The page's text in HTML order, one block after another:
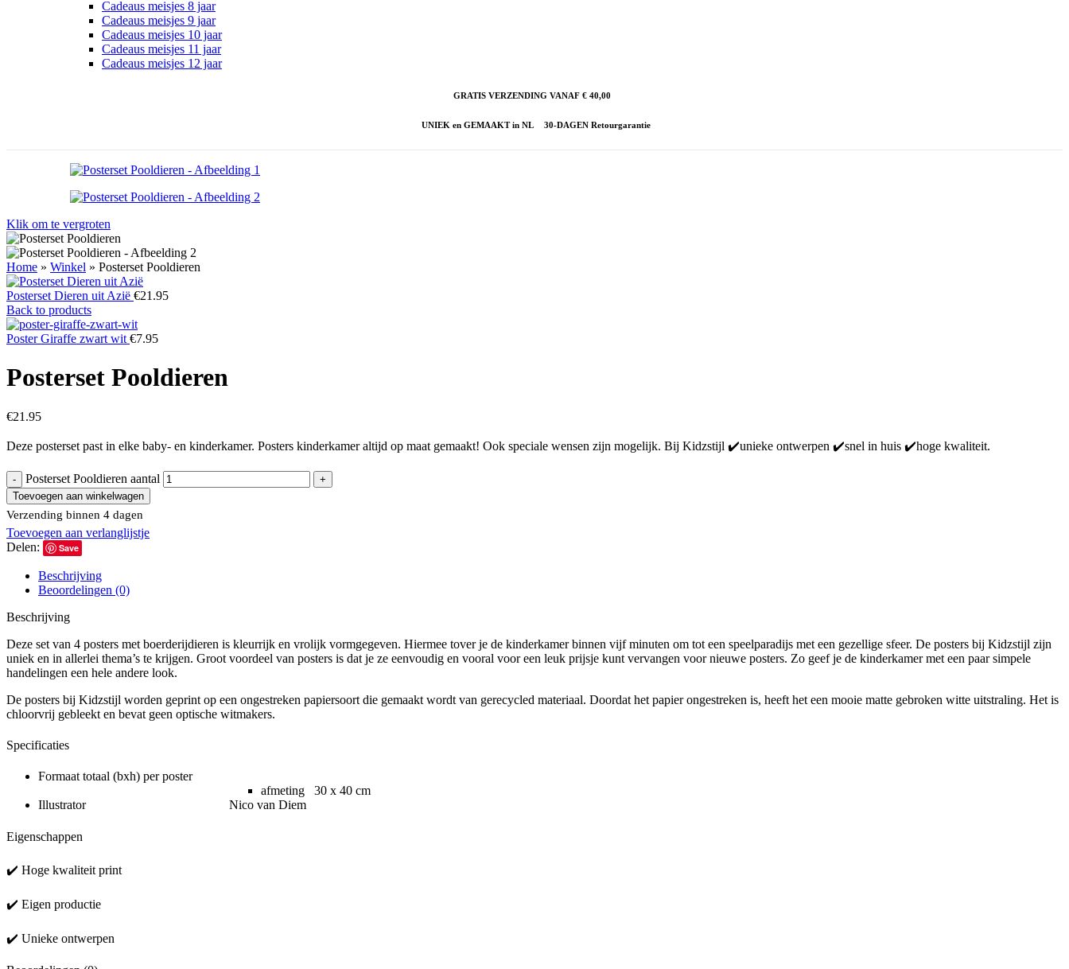
Cadeaus meisjes 8 jaar
Cadeaus meisjes 9 jaar
Cadeaus meisjes 10 jaar
Cadeaus meisjes 11 jaar
Cadeaus meisjes 12 jaar
GRATIS VERZENDING VANAF € 40,00
UNIEK en GEMAAKT in NL 30-DAGEN Retourgarantie
Klik om te vergroten
Home » Winkel » Posterset Pooldieren
Posterset Dieren uit Azië €21.95
Back to products
Poster Giraffe zwart wit €7.95
Posterset Pooldieren
€21.95
Deze posterset past in elke baby- en kinderkamer. Posters kinderkamer altijd op maat gemaakt! Ook speciale wensen zijn mogelijk. Bij Kidzstijl ✔️unieke ontwerpen ✔️snel in huis ✔️hoge kwaliteit.
Posterset Pooldieren aantal
Toevoegen aan winkelwagen
Verzending binnen 4 dagen
Toevoegen aan verlanglijstje
Delen:
Save
Beschrijving
Beoordelingen (0)
Beschrijving
Deze set van 4 posters met boerderijdieren is kleurrijk en vrolijk vormgegeven. Hiermee tover je de kinderkamer binnen vijf minuten om tot een speelparadijs met een gezellige sfeer. De posters bij Kidzstijl zijn
uniek en in allerlei thema’s te krijgen. Groot voordeel van posters is dat je ze eenvoudig en vooral voor een leuk prijsje kunt vervangen voor nieuwe posters. Zo geef je de kinderkamer met een paar simpele
handelingen een hele andere look.
De posters bij Kidzstijl worden geprint op een ongestreken papiersoort die gemaakt wordt van gerecycled materiaal. Doordat het papier ongestreken is, heeft het een mooie matte gebroken witte uitstraling. Het is
chloorvrij gebleekt en bevat geen optische witmakers.
Specificaties
Formaat totaal (bxh) per poster
afmeting 30 x 40 cm
Illustrator Nico van Diem
Eigenschappen
✔️ Hoge kwaliteit print
✔️ Eigen productie
✔️ Unieke ontwerpen